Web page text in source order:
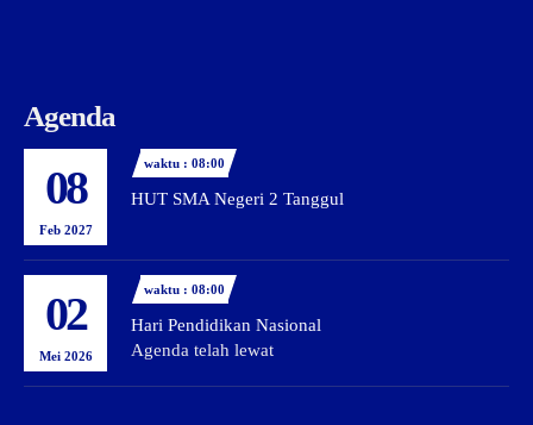
Agenda
08
Feb 2027
waktu : 08:00
HUT SMA Negeri 2 Tanggul
02
Mei 2026
waktu : 08:00
Hari Pendidikan Nasional
Agenda telah lewat